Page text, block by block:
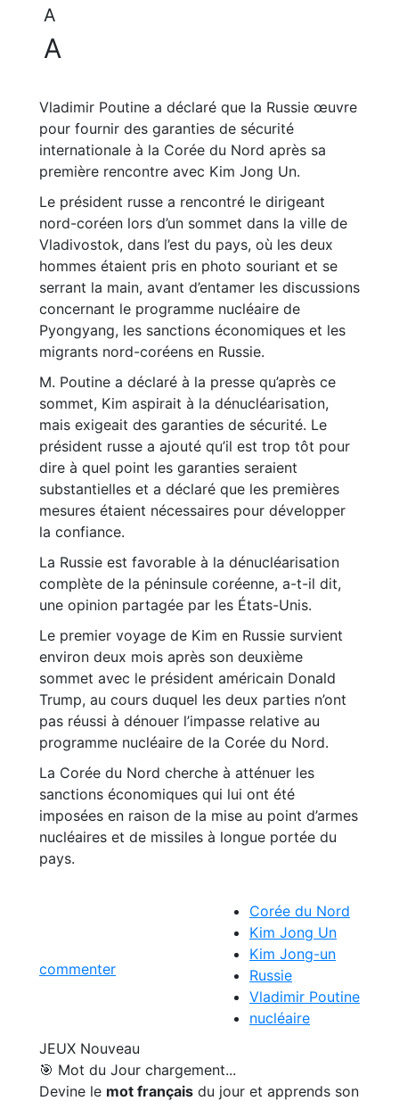
A
A
Vladimir Poutine a déclaré que la Russie œuvre
pour fournir des garanties de sécurité
internationale à la Corée du Nord après sa
première rencontre avec Kim Jong Un.
Le président russe a rencontré le dirigeant
nord-coréen lors d’un sommet dans la ville de
Vladivostok, dans l’est du pays, où les deux
hommes étaient pris en photo souriant et se
serrant la main, avant d’entamer les discussions
concernant le programme nucléaire de
Pyongyang, les sanctions économiques et les
migrants nord-coréens en Russie.
M. Poutine a déclaré à la presse qu’après ce
sommet, Kim aspirait à la dénucléarisation,
mais exigeait des garanties de sécurité. Le
président russe a ajouté qu’il est trop tôt pour
dire à quel point les garanties seraient
substantielles et a déclaré que les premières
mesures étaient nécessaires pour développer
la confiance.
La Russie est favorable à la dénucléarisation
complète de la péninsule coréenne, a-t-il dit,
une opinion partagée par les États-Unis.
Le premier voyage de Kim en Russie survient
environ deux mois après son deuxième
sommet avec le président américain Donald
Trump, au cours duquel les deux parties n’ont
pas réussi à dénouer l’impasse relative au
programme nucléaire de la Corée du Nord.
La Corée du Nord cherche à atténuer les
sanctions économiques qui lui ont été
imposées en raison de la mise au point d’armes
nucléaires et de missiles à longue portée du
pays.
commenter
Corée du Nord
Kim Jong Un
Kim Jong-un
Russie
Vladimir Poutine
nucléaire
JEUX Nouveau
🎯 Mot du Jour chargement...
Devine le mot français du jour et apprends son